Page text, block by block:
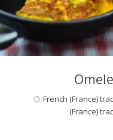
e
French (France)
(France)